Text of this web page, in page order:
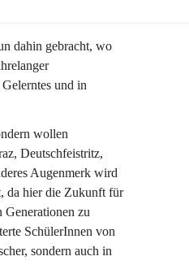
dahin gebracht, wo
und in
wollen
Deutschfeistritz,
Augenmerk wird
da hier die Zukunft für
Generationen zu
SchülerInnen von
sondern auch in